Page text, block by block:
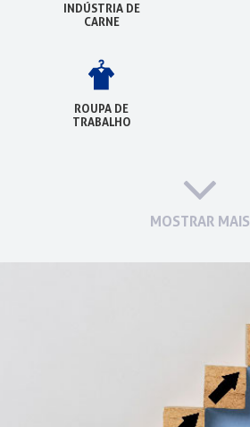
INDÚSTRIA DE
CARNE
ROUPA DE
TRABALHO
MOSTRAR MAIS